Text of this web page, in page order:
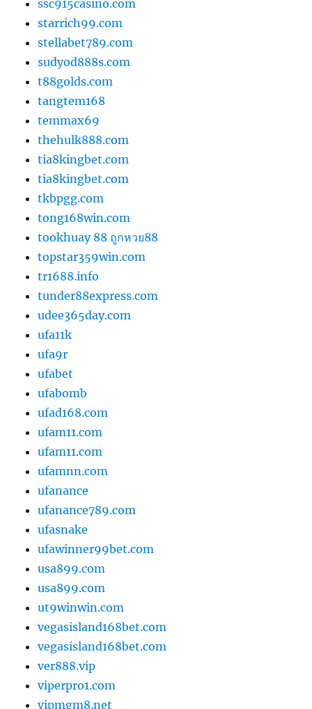
ssc915casino.com
starrich99.com
stellabet789.com
sudyod888s.com
t88golds.com
tangtem168
temmax69
thehulk888.com
tia8kingbet.com
tia8kingbet.com
tkbpgg.com
tong168win.com
tookhuay 88 ถูกหวย88
topstar359win.com
tr1688.info
tunder88express.com
udee365day.com
ufa11k
ufa9r
ufabet
ufabomb
ufad168.com
ufam11.com
ufam11.com
ufamnn.com
ufanance
ufanance789.com
ufasnake
ufawinner99bet.com
usa899.com
usa899.com
ut9winwin.com
vegasisland168bet.com
vegasisland168bet.com
ver888.vip
viperpro1.com
vipmgm8.net